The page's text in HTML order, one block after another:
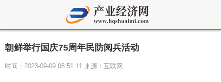
朝鲜举行国庆75周年民防阅兵活动
时间：2023-09-09 08:51:11 来源：互联网